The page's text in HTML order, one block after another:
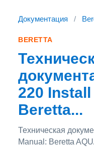
Документация /
BERETTA
220
Beretta...
Техническая
Manual: Beretta